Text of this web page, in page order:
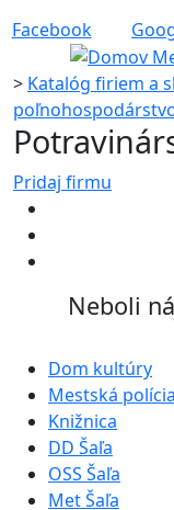
Facebook
> Katalóg firiem a
Pridaj firmu
Neboli
Dom kultúry
Mestská polícia
Knižnica
DD Šaľa
OSS Šaľa
Met Šaľa